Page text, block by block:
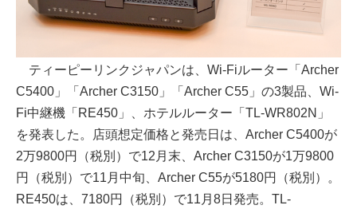
ティーピーリンクジャパンは、Wi-Fiルーター「Archer
C5400」「Archer C3150」「Archer C55」の3製品、Wi-
Fi中継機「RE450」、ホテルルーター「TL-WR802N」
を発表した。店頭想定価格と発売日は、Archer C5400が
2万9800円（税別）で12月末、Archer C3150が1万9800
円（税別）で11月中旬、Archer C55が5180円（税別）。
RE450は、7180円（税別）で11月8日発売。TL-